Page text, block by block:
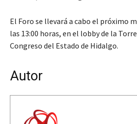
El Foro se llevará a cabo el próximo
las 13:00 horas, en el lobby de la
Congreso del Estado de Hidalgo.
Autor